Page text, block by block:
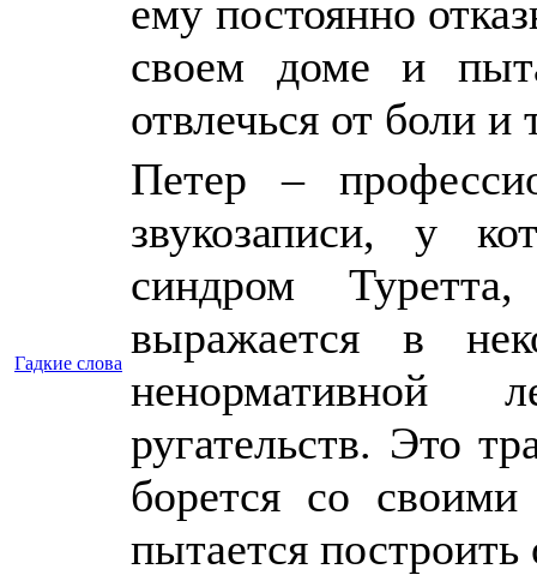
ему постоянно
своем доме и
отвлечься от боли
Гадкие слова
Петер –
звукозаписи, у
синдром
выражается в
ненормативной
ругательств. Это
борется со
пытается